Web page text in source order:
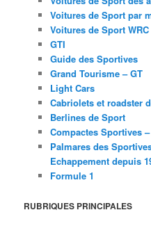
Voitures de Sport par
Voitures de Sport WRC
GTI
Guide des Sportives
Grand Tourisme – GT
Light Cars
Cabriolets et roadster
Berlines de Sport
Compactes Sportives
Palmares des
Echappement depuis
Formule 1
RUBRIQUES PRINCIPALES